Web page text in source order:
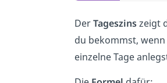
DerTageszinszeigt
du bekommst,
einzelne Tage